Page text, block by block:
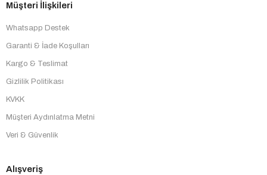
Müşteri İlişkileri
Whatsapp Destek
Garanti & İade Koşulları
Kargo & Teslimat
Gizlilik Politikası
KVKK
Müşteri Aydınlatma Metni
Veri & Güvenlik
Alışveriş